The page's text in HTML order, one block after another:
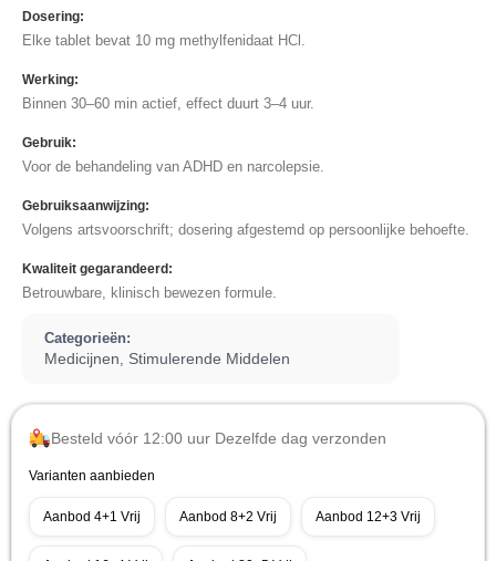
Dosering:
Elke tablet bevat 10 mg methylfenidaat HCl.​
Werking:
Binnen 30–60 min actief, effect duurt 3–4 uur.
Gebruik:
Voor de behandeling van ADHD en narcolepsie.​
Gebruiksaanwijzing:
Volgens artsvoorschrift; dosering afgestemd op persoonlijke behoefte.
Kwaliteit gegarandeerd:
Betrouwbare, klinisch bewezen formule.​
Categorieën:
Medicijnen, Stimulerende Middelen
Besteld vóór 12:00 uur Dezelfde dag verzonden
Varianten aanbieden
Aanbod 4+1 Vrij Aanbod 8+2 Vrij Aanbod 12+3 Vrij